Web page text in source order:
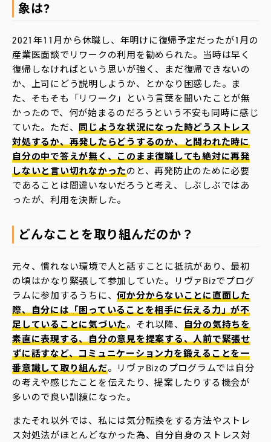
象は?
2021年11月から休職し、年明けに復帰予定だったが1月の
産業医面談でリワークの利用を勧められた。当時は早く
復帰しなければという思いが強く、まだ復帰できないの
か、上司にどう説明しようか、とかなり困惑した。ま
た、そもそも「リワーク」という言葉を聞いたことが無
かったので、何が始まるのだろうという不安も同時に感じ
ていた。ただ、同じような状況になった時どうストレス
対処するか、再発したらどうするのか、と問われた時に
自分の中で答えが無く、このまま復職しても絶対に再発
しないと言い切れなかったのと、再発防止のために必要
であることは間違いないだろうと考え、しぶしぶではあ
ったが、利用を決断した。
どんなことを取り組んだのか？
元々、慣れない環境で人と話すことに抵抗があり、最初
の頃はかなり緊張して参加していた。リヴァBizでプログ
ラムに参加するうちに、何か分からないことに直面した
際、自分には「困っていることを相手に伝える力」が不
足していることに気づいた。それ以降、 自分の気持ちを
素直に表現する、自分の意見を提案する、人前で緊張せ
ずに話すなど、コミュニケーション力を鍛えることを一
番意識して取り組んだ。リヴァBizのプログラムでは自分
の考えや感じたことを伝えたり、提案したりする機会が
多いので良い訓練になった。
またそれ以外では、私には気分転換をする方法やストレ
ス対処法がほとんどなかった為、自分自身のストレス対